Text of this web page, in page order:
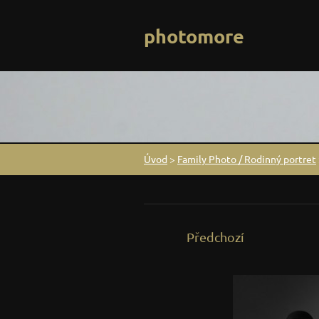
photomore
Úvod > Family Photo / Rodinný portret
Předchozí